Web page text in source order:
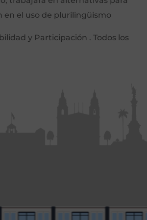
en el uso de plurilingüismo
y Participación . Todos los